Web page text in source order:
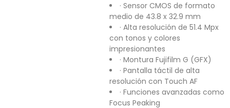
· Sensor CMOS de formato
medio de 43.8 x 32.9 mm
· Alta resolución de 51.4 Mpx
con tonos y colores
impresionantes
· Montura Fujifilm G (GFX)
· Pantalla táctil de alta
resolución con Touch AF
· Funciones avanzadas como
Focus Peaking